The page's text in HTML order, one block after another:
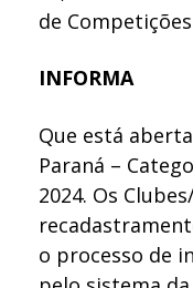
de Competições
INFORMA
Que está
Paraná –
2024. Os
o processo de